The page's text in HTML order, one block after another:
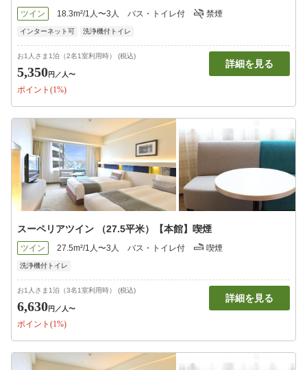
ツイン 18.3m²/1人〜3人 バス・トイレ付 禁煙
インターネット可 洗浄機付トイレ
お1人さま1泊（2名1室利用時） (税込)
5,350円 ／人〜
ポイント(1%)
詳細を見る
スーペリアツイン （27.5平米）【本館】喫煙
ツイン 27.5m²/1人〜3人 バス・トイレ付 喫煙
洗浄機付トイレ
お1人さま1泊（3名1室利用時） (税込)
6,630円 ／人〜
ポイント(1%)
詳細を見る